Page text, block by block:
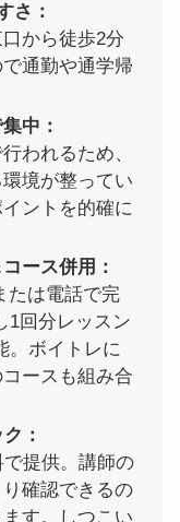
さ：
から徒歩2分
通勤や通学帰
中：
われるため、
境が整ってい
ントを的確に
ース併用：
たは電話で完
1回分レッスン
。ボイトレに
ースも組み合
：
提供。講師の
確認できるの
す。しつこい